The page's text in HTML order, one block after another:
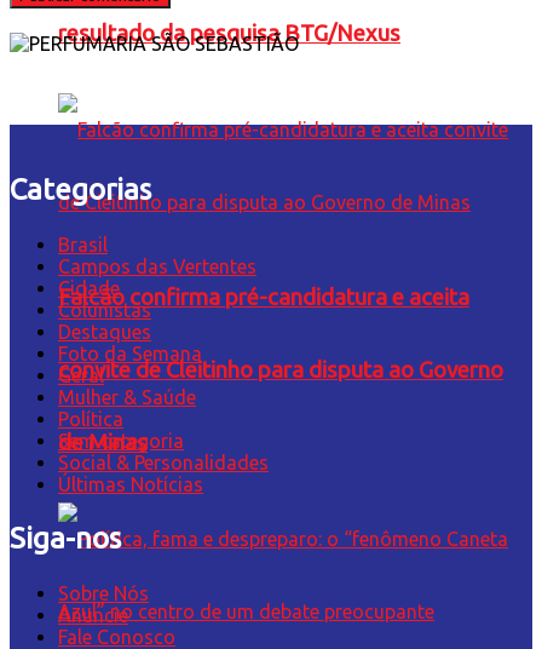
resultado da pesquisa BTG/Nexus
Falcão confirma pré-candidatura e aceita
convite de Cleitinho para disputa ao Governo
de Minas
Categorias
Brasil
Campos das Vertentes
Cidade
Colunistas
Destaques
Foto da Semana
Geral
Mulher & Saúde
Política
Sem categoria
Social & Personalidades
Últimas Notícias
Siga-nos
Sobre Nós
Anuncie
Fale Conosco